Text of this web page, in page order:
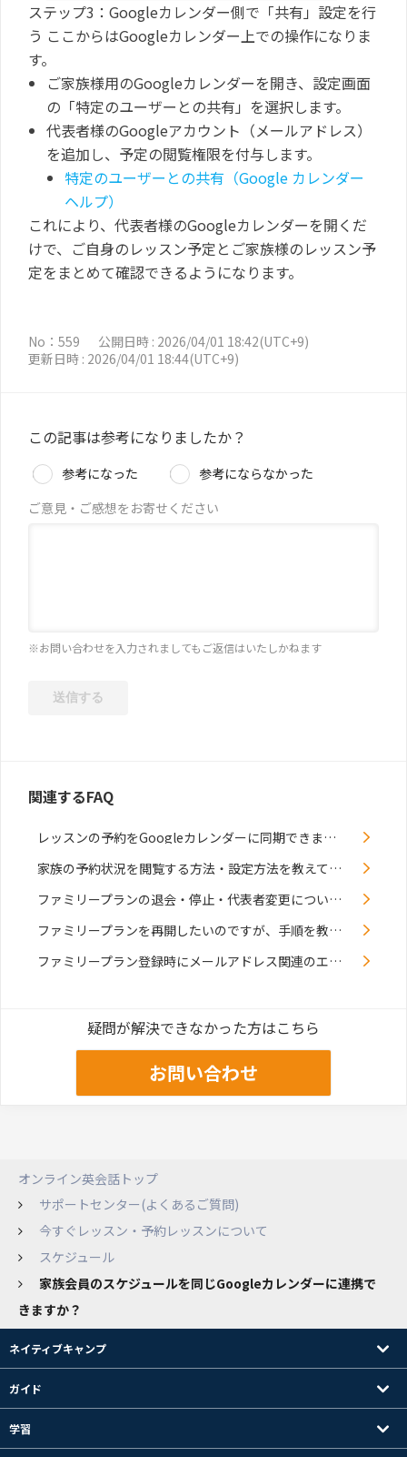
ステップ3：Googleカレンダー側で「共有」設定を行
う ここからはGoogleカレンダー上での操作になりま
す。
ご家族様用のGoogleカレンダーを開き、設定画面
の「特定のユーザーとの共有」を選択します。
代表者様のGoogleアカウント（メールアドレス）
を追加し、予定の閲覧権限を付与します。
特定のユーザーとの共有（Google カレンダー
ヘルプ）
これにより、代表者様のGoogleカレンダーを開くだ
けで、ご自身のレッスン予定とご家族様のレッスン予
定をまとめて確認できるようになります。
No：559
公開日時 : 2026/04/01 18:42(UTC+9)
更新日時 : 2026/04/01 18:44(UTC+9)
この記事は参考になりましたか？
参考になった
参考にならなかった
ご意見・ご感想をお寄せください
※お問い合わせを入力されましてもご返信はいたしかねます
関連するFAQ
レッスンの予約をGoogleカレンダーに同期できますか？
家族の予約状況を閲覧する方法・設定方法を教えてください
ファミリープランの退会・停止・代表者変更について教えてください
ファミリープランを再開したいのですが、手順を教えてください。
ファミリープラン登録時にメールアドレス関連のエラーが出ます／家族と同じメールアドレスは使えますか？
疑問が解決できなかった方はこちら
お問い合わせ
オンライン英会話トップ
サポートセンター(よくあるご質問)
今すぐレッスン・予約レッスンについて
スケジュール
家族会員のスケジュールを同じGoogleカレンダーに連携で
きますか？
ネイティブキャンプ
ガイド
学習